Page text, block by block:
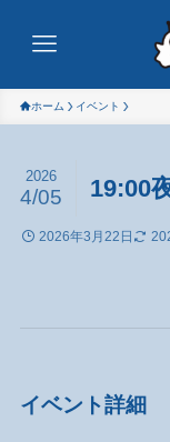
ホーム イベント
19:00
2026
4/05
2026年3月22日
イベント詳細